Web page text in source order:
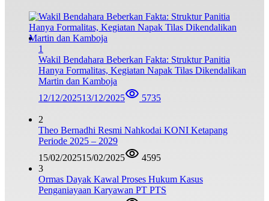
1
Wakil Bendahara Beberkan Fakta: Struktur Panitia
Hanya Formalitas, Kegiatan Napak Tilas Dikendalikan
Martin dan Kamboja
12/12/202513/12/2025 5735
2
Theo Bernadhi Resmi Nahkodai KONI Ketapang
Periode 2025 – 2029
15/02/202515/02/2025
4595
3
Ormas Dayak Kawal Proses Hukum Kasus
Penganiayaan Karyawan PT PTS